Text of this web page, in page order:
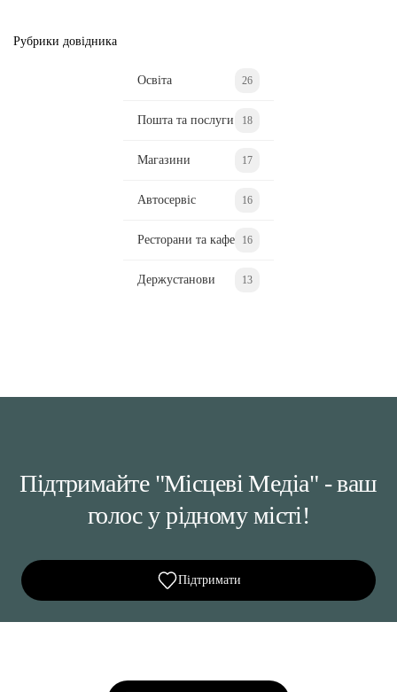
Рубрики довідника
Освіта 26
Пошта та послуги 18
Магазини 17
Автосервіс 16
Ресторани та кафе 16
Держустанови 13
Підтримайте "Місцеві Медіа" - ваш
голос у рідному місті!
Підтримати